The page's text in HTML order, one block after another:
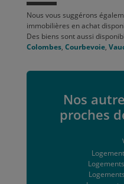
Nous vous suggérons
immobilières en achat
Des biens sont aussi
Colombes, Courbevoie,
Nos
proches